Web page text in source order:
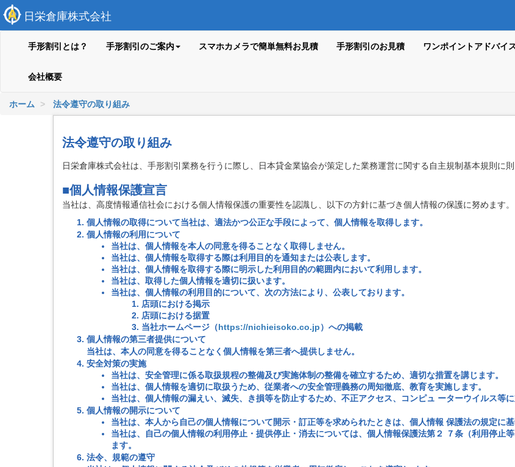
日栄倉庫株式会社
手形割引とは？ 手形割引のご案内 スマホカメラで簡単無料お見積 手形割引のお見積 ワンポイントアドバイ
会社概要
ホーム 法令遵守の取り組み
法令遵守の取り組み
日栄倉庫株式会社は、手形割引業務を行うに際し、日本貸金業協会が策定した業務運営に関する自主規制基本規則に則
■個人情報保護宣言
当社は、高度情報通信社会における個人情報保護の重要性を認識し、以下の方針に基づき個人情報の保護に努めます。
個人情報の取得について当社は、適法かつ公正な手段によって、個人情報を取得します。
個人情報の利用について
当社は、個人情報を本人の同意を得ることなく取得しません。
当社は、個人情報を取得する際は利用目的を通知または公表します。
当社は、個人情報を取得する際に明示した利用目的の範囲内において利用します。
当社は、取得した個人情報を適切に扱います。
当社は、個人情報の利用目的について、次の方法により、公表しております。
店頭における掲示
店頭における据置
当社ホームページ（https://nichieisoko.co.jp）への掲載
個人情報の第三者提供について
当社は、本人の同意を得ることなく個人情報を第三者へ提供しません。
安全対策の実施
当社は、安全管理に係る取扱規程の整備及び実施体制の整備を確立するため、適切な措置を講じます。
当社は、個人情報を適切に取扱うため、従業者への安全管理義務の周知徹底、教育を実施します。
当社は、個人情報の漏えい、滅失、き損等を防止するため、不正アクセス、コンピュ ーターウイルス等
個人情報の開示について
当社は、本人から自己の個人情報について開示・訂正等を求められたときは、個人情報 保護法の規定に基
当社は、自己の個人情報の利用停止・提供停止・消去については、個人情報保護法第２ ７条（利用停止
ます。
法令、規範の遵守